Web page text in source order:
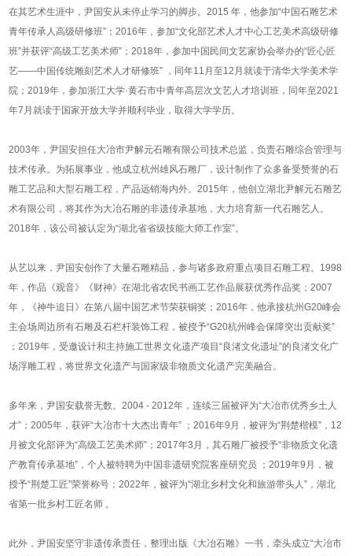
在其艺术生涯中，尹国安从未停止学习的脚步。2015 年，他参加“中国石雕艺术
青年传承人高级研修班”；2016年，参加“文化部艺术人才中心工艺美术高级研修
班”并获评“高级工艺美术师”；2018年，参加中国民间文艺家协会举办的“匠心匠
艺——中国传统雕刻艺术人才研修班” ，同年11月至12月就读于清华大学美术学
院；2019年，参加浙江大学·黄石市中青年高层次文艺人才培训班，同年至2021
年7月就读于国家开放大学并顺利毕业，取得大学学历。
2003年，尹国安担任大冶市尹解元石雕有限公司技术总监，负责石雕综合管理与
技术传承。为拓展事业，他成立杭州雄风石雕厂，设计制作了众多备受赞誉的石
雕工艺品和大型石雕工程，产品远销海内外。2015年，他创立湖北尹解元石雕艺
术有限公司，将其作为大冶石雕的非遗传承基地，大力培育新一代石雕艺人。
2018年，该公司被认定为“湖北省省级技能大师工作室”。
从艺以来，尹国安创作了大量石雕精品，参与诸多政府重点项目石雕工程。1998
年，作品《观音》《财神》在湖北省农民书画工艺作品展获优秀作品奖；2007
年，《神牛追日》在第八届中国艺术节荣获铜奖；2016年，他承接杭州G20峰会
主会场周边所有石雕及石栏杆装饰工程，被授予“G20杭州峰会保障突出贡献奖”
；2019年，受邀设计和主持施工世界文化遗产项目“良渚文化遗址”的良渚文化广
场浮雕工程，将世界文化遗产与国家级非物质文化遗产完美融合。
多年来，尹国安载誉无数。2004 - 2012年，连续三届被评为“大冶市优秀乡土人
才”；2005年，获评“大冶市十大杰出青年” ；2016年9月，被评为“荆楚楷模”，12
月被文化部评为“高级工艺美术师”；2017年3月，其石雕厂被授予“非物质文化遗
产教育传承基地”，个人被特聘为中国非遗研究院客座研究员 ；2019年9月，被
授予“荆楚工匠”荣誉称号；2022年，被评为“湖北乡村文化和旅游带头人”，湖北
省第一批乡村工匠名师 。
此外，尹国安坚守非遗传承责任，整理出版《大冶石雕》一书，牵头成立“大冶市